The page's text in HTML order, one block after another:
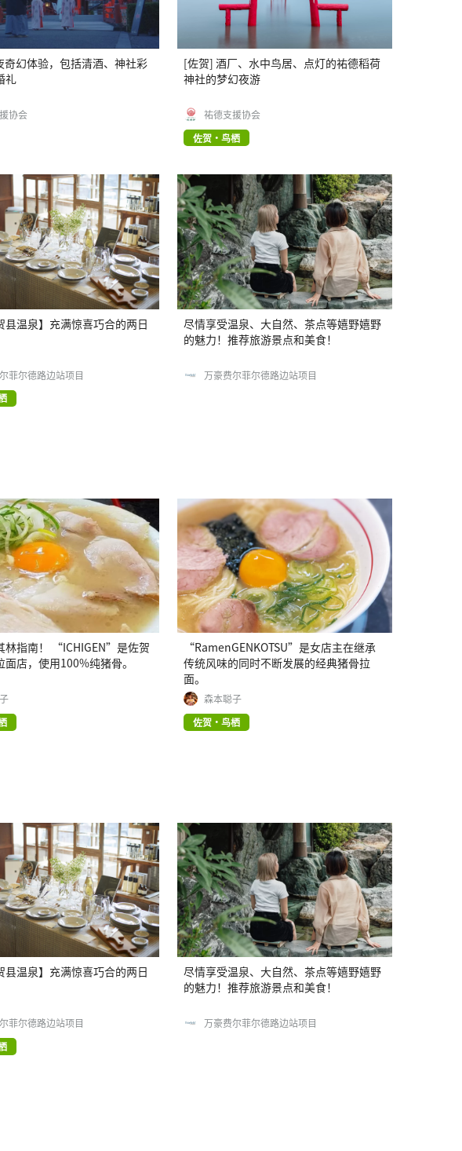
奇幻体验，包括清酒、神社彩
礼
协会
[佐贺] 酒厂、水中鸟居、点灯的祐德稻荷
神社的梦幻夜游
祐德支援协会
佐贺・鸟栖
县温泉】充满惊喜巧合的两日
菲尔德路边站项目
尽情享受温泉、大自然、茶点等嬉野嬉野
的魅力！推荐旅游景点和美食！
万豪费尔菲尔德路边站项目
林指南！ “ICHIGEN”是佐贺
店，使用100%纯猪骨。
“RamenGENKOTSU”是女店主在继承
传统风味的同时不断发展的经典猪骨拉
面。
森本聪子
佐贺・鸟栖
县温泉】充满惊喜巧合的两日
菲尔德路边站项目
尽情享受温泉、大自然、茶点等嬉野嬉野
的魅力！推荐旅游景点和美食！
万豪费尔菲尔德路边站项目